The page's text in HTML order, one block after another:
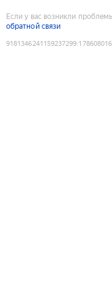
Если у вас возникли
обратной связи
9181346241159237299: